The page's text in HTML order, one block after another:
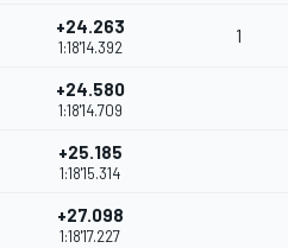
+24.263
1:18'14.392
1
+24.580
1:18'14.709
+25.185
1:18'15.314
+27.098
1:18'17.227